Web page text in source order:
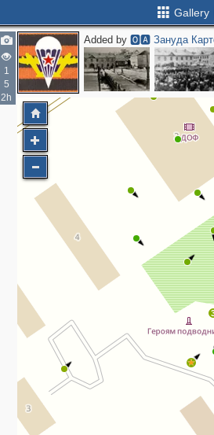
Gallery
1
5
2h
Added by🅾🅰 Зануда